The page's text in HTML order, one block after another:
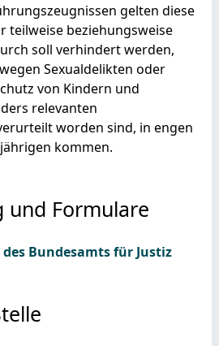
gelten diese
teilweise beziehungsweise
soll verhindert werden,
Sexualdelikten oder
von Kindern und
relevanten
worden sind, in engen
kommen.
und Formulare
Bundesamts für Justiz